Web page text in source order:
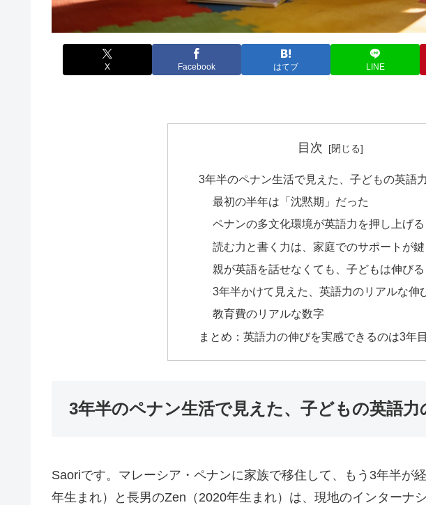
X Facebook はてブ LINE
目次
3年半のペナン生活で見えた、子どもの英語
最初の半年は「沈黙期」だった
ペナンの多文化環境が英語力を押し上げる
読む力と書く力は、家庭でのサポートが鍵
親が英語を話せなくても、子どもは伸びる
3年半かけて見えた、英語力のリアルな伸
教育費のリアルな数字
まとめ：英語力の伸びを実感できるのは3年
3年半のペナン生活で見えた、子どもの英語力
Saoriです。マレーシア・ペナンに家族で移住して、もう3年半が
年生まれ）と長男のZen（2020年生まれ）は、現地のインターナ